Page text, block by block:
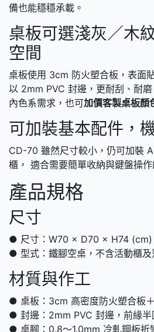
備也能穩穩承載。
桌板可選淺灰／木
空間
桌板使用 3cm 防火塑合板，表面
以 2mm PVC 封邊，更耐刮、耐
內色系需求，也可加價客製桌板顏
可加裝基本配件，
CD-70 雖然尺寸較小，仍可加裝
櫃， 適合需要簡單收納與鍵盤操作
產品規格
尺寸
● 尺寸：W70 × D70 × H74 (cm)
● 型式：鐵腳空桌，不含活動櫃及
材質與作工
● 桌板：3cm 高密度防火塑合板
● 封邊：2mm PVC 封邊，前緣半
● 桌腳：0.8～1.0mm 冷軋鋼板折